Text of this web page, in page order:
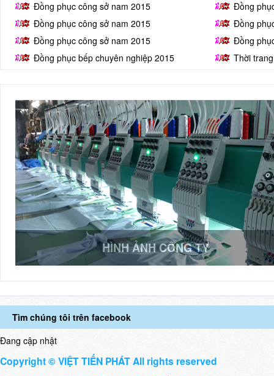
Đồng phục công sở nam 2015
Đồng
Đồng phục công sở nam 2015
Đồng
Đồng phục công sở nam 2015
Đồng
Đồng phục bếp chuyên nghiệp 2015
Thời
HÌNH ẢNH CÔNG TY
Tìm chúng tôi trên facebook
Đang cập nhật
Copyright © VIỆT TIẾN PHÁT All rights reserved